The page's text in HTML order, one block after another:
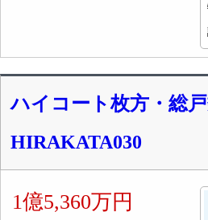
ハイコート枚方・総
HIRAKATA030
1億5,360万円